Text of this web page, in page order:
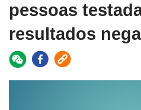
pessoas
resultados